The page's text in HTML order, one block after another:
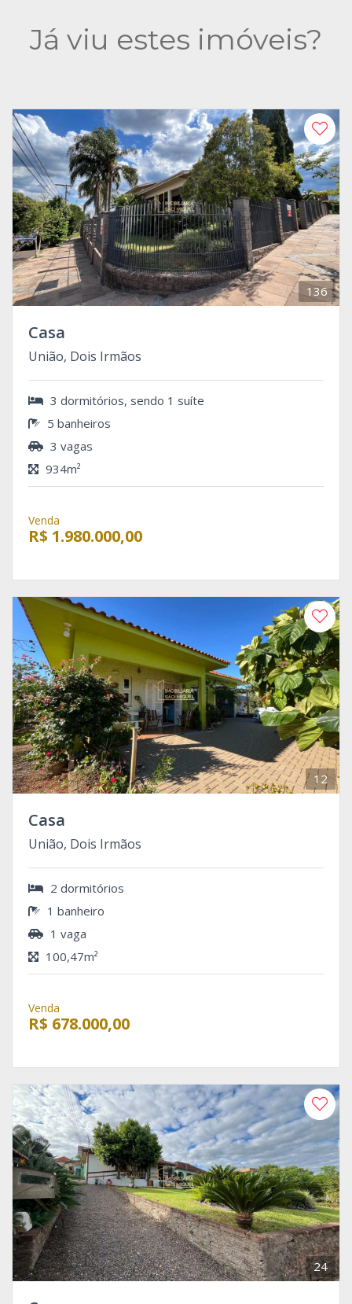
Já viu estes imóveis?
136
Casa
União, Dois Irmãos
3 dormitórios, sendo 1 suíte
5 banheiros
3 vagas
934m²
Venda
R$ 1.980.000,00
12
Casa
União, Dois Irmãos
2 dormitórios
1 banheiro
1 vaga
100,47m²
Venda
R$ 678.000,00
24